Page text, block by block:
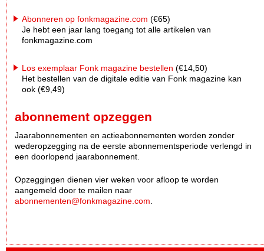
Abonneren op fonkmagazine.com (€65)
Je hebt een jaar lang toegang tot alle artikelen van
fonkmagazine.com
Los exemplaar Fonk magazine bestellen (€14,50)
Het bestellen van de digitale editie van Fonk magazine kan
ook (€9,49)
abonnement opzeggen
Jaarabonnementen en actieabonnementen worden zonder
wederopzegging na de eerste abonnementsperiode verlengd in
een doorlopend jaarabonnement.
Opzeggingen dienen vier weken voor afloop te worden
aangemeld door te mailen naar
abonnementen@fonkmagazine.com.